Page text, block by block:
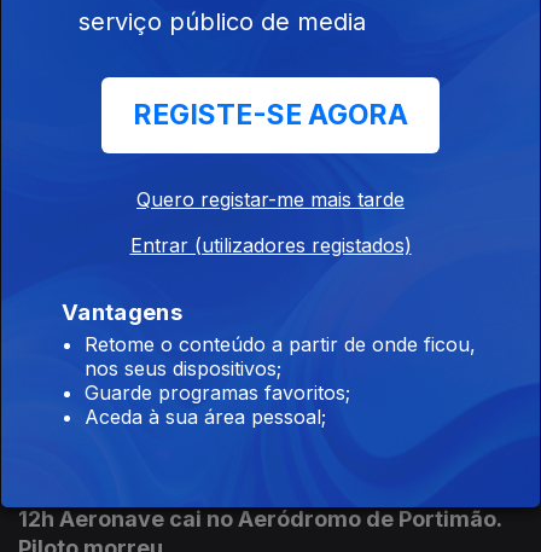
15h As explicações de António José Seguro
13h PR: Cooperação e entreajuda são mais
fortes do que egoísmos
08 ago. 2026
12h Aeronave cai no Aeródromo de Portimão.
serviço público de media
REGISTE-SE AGORA
Quero registar-me mais tarde
Entrar (utilizadores registados)
Vantagens
Retome o conteúdo a partir de onde ficou,
nos seus dispositivos;
Guarde programas favoritos;
Aceda à sua área pessoal;